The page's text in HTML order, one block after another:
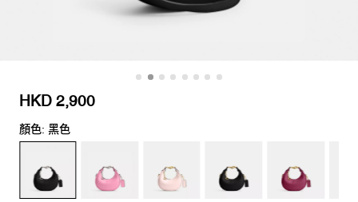
HKD 2,900
顏色: 黑色